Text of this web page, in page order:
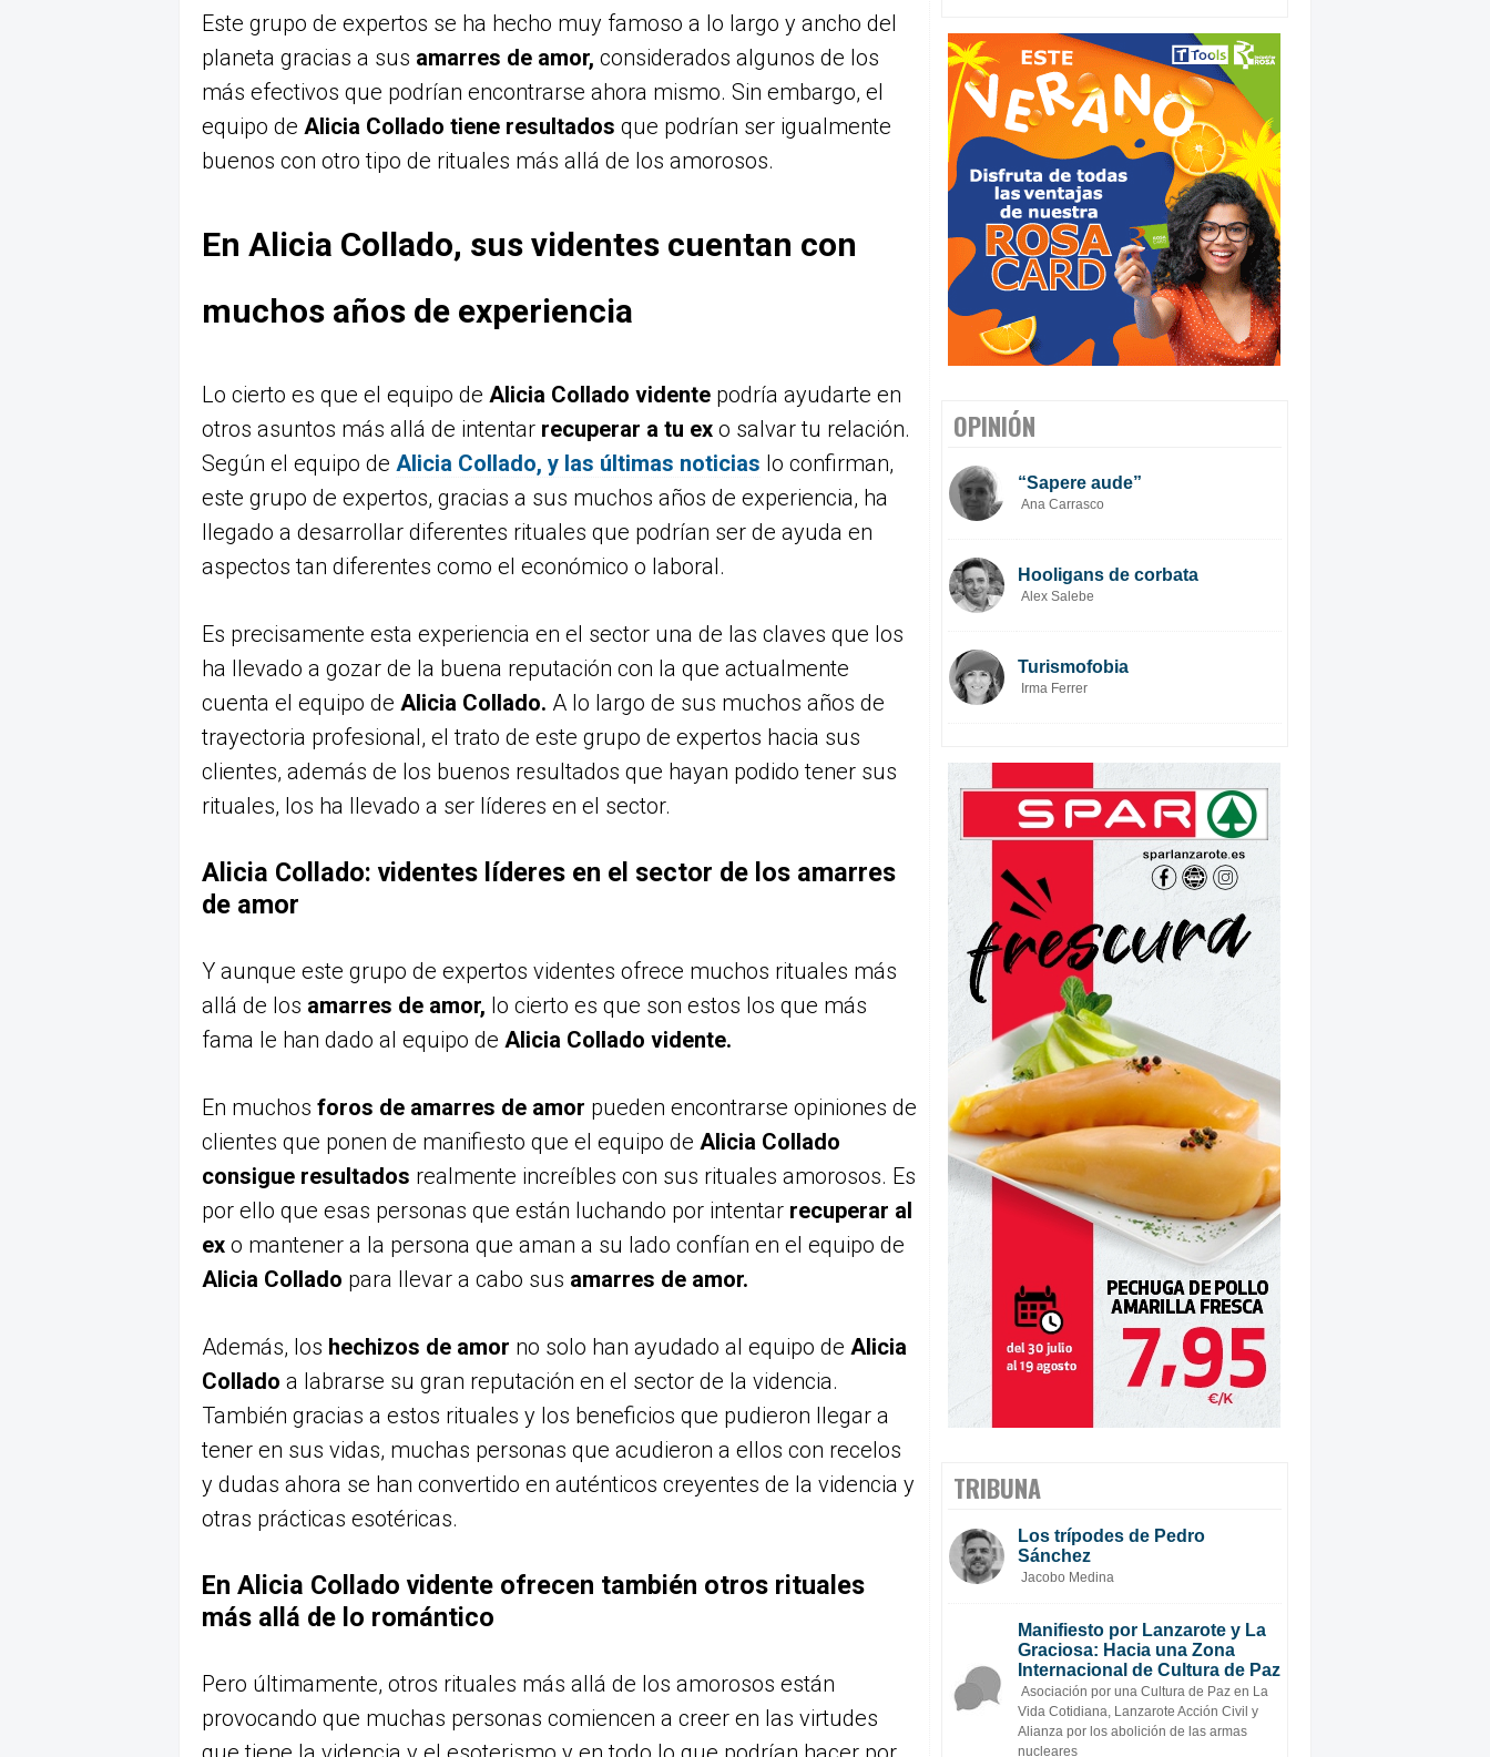
Este grupo de expertos se ha hecho muy famoso a lo largo y ancho del
planeta gracias a sus amarres de amor, considerados algunos de los
más efectivos que podrían encontrarse ahora mismo. Sin embargo, el
equipo de Alicia Collado tiene resultados que podrían ser igualmente
buenos con otro tipo de rituales más allá de los amorosos.
En Alicia Collado, sus videntes cuentan con
muchos años de experiencia
Lo cierto es que el equipo de Alicia Collado vidente podría ayudarte en
otros asuntos más allá de intentar recuperar a tu ex o salvar tu relación.
Según el equipo de Alicia Collado, y las últimas noticias lo confirman,
este grupo de expertos, gracias a sus muchos años de experiencia, ha
llegado a desarrollar diferentes rituales que podrían ser de ayuda en
aspectos tan diferentes como el económico o laboral.
Es precisamente esta experiencia en el sector una de las claves que los
ha llevado a gozar de la buena reputación con la que actualmente
cuenta el equipo de Alicia Collado. A lo largo de sus muchos años de
trayectoria profesional, el trato de este grupo de expertos hacia sus
clientes, además de los buenos resultados que hayan podido tener sus
rituales, los ha llevado a ser líderes en el sector.
Alicia Collado: videntes líderes en el sector de los amarres
de amor
Y aunque este grupo de expertos videntes ofrece muchos rituales más
allá de los amarres de amor, lo cierto es que son estos los que más
fama le han dado al equipo de Alicia Collado vidente.
En muchos foros de amarres de amor pueden encontrarse opiniones de
clientes que ponen de manifiesto que el equipo de Alicia Collado
consigue resultados realmente increíbles con sus rituales amorosos. Es
por ello que esas personas que están luchando por intentar recuperar al
ex o mantener a la persona que aman a su lado confían en el equipo de
Alicia Collado para llevar a cabo sus amarres de amor.
Además, los hechizos de amor no solo han ayudado al equipo de Alicia
Collado a labrarse su gran reputación en el sector de la videncia.
También gracias a estos rituales y los beneficios que pudieron llegar a
tener en sus vidas, muchas personas que acudieron a ellos con recelos
y dudas ahora se han convertido en auténticos creyentes de la videncia y
otras prácticas esotéricas.
En Alicia Collado vidente ofrecen también otros rituales
más allá de lo romántico
Pero últimamente, otros rituales más allá de los amorosos están
provocando que muchas personas comiencen a creer en las virtudes
OPINIÓN
“Sapere aude”
Ana Carrasco
Hooligans de corbata
Alex Salebe
Turismofobia
Irma Ferrer
TRIBUNA
Los trípodes de Pedro
Sánchez
Jacobo Medina
Manifiesto por Lanzarote y La
Graciosa: Hacia una Zona
Internacional de Cultura de Paz
Asociación por una Cultura de Paz en La
Vida Cotidiana, Lanzarote Acción Civil y
Alianza por los abolición de las armas
nucleares